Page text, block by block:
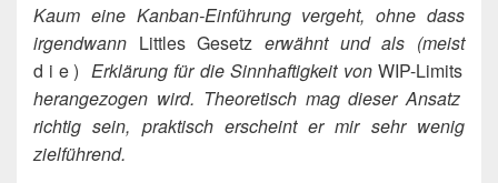
Kaum eine Kan­ban-Ein­füh­rung ver­geht, ohne dass
irgend­wann Litt­les Gesetz erwähnt und als (meist
die) Erklä­rung für die Sinn­haf­tig­keit vonWIP-Limits
her­an­ge­zo­gen wird. Theo­re­tisch mag die­ser Ansatz
rich­tig sein, prak­tisch erscheint er mir sehr wenig
zielführend.